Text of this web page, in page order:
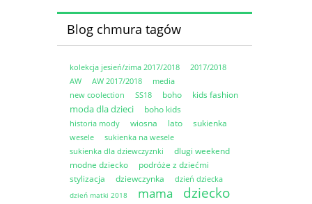
Blog chmura tagów
kolekcja jesień/zima 2017/2018
2017/2018
AW
AW 2017/2018
media
new coolection
SS18 boho kids fashion
moda dla dzieci boho kids
historia mody wiosna lato sukienka
wesele
sukienka na wesele
sukienka dla dziewczyznki
dlugi weekend
modne dziecko
podróże z dziećmi
stylizacja
dziewczynka dzień dziecka
dzień matki 2018 mama dziecko